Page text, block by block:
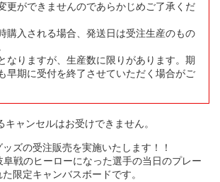
更ができませんのであらかじめご了承くだ
購入される場合、発送日は受注生産のもの
なりますが、生産数に限りがあります。期
早期に受付を終了させていただく場合がご
ャンセルはお受けできません。
ズの受注販売を実施いたします！！
戦のヒーローになった選手の当日のプレー
限定キャンバスボードです。